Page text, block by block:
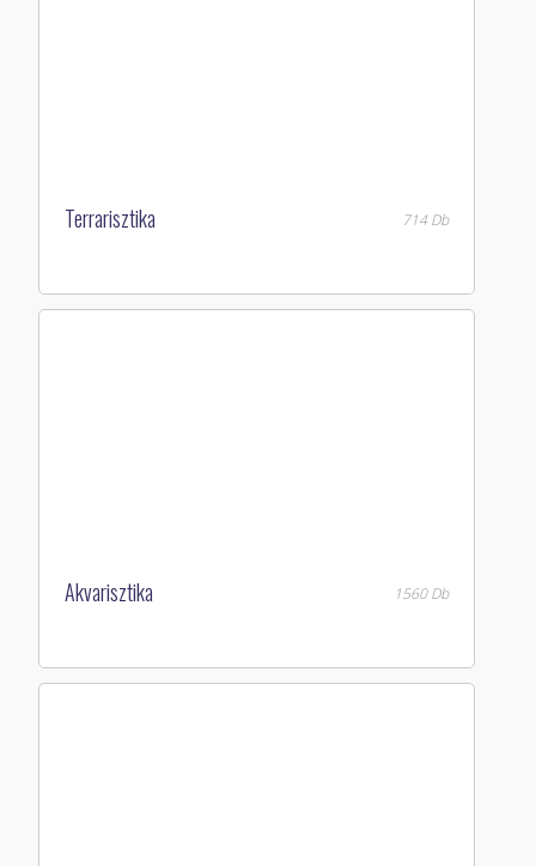
Terrarisztika 714 Db
Akvarisztika 1560 Db